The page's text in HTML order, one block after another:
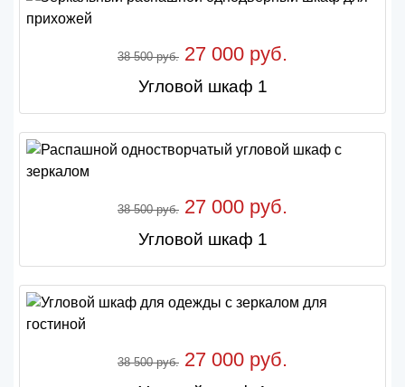
38 500 руб. 27 000 руб.
Угловой шкаф 1
38 500 руб. 27 000 руб.
Угловой шкаф 1
38 500 руб. 27 000 руб.